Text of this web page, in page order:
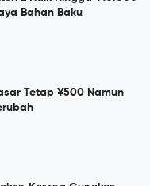
Bahan Baku
Tetap ¥500 Namun